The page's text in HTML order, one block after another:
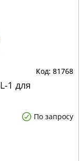
81768
1 для
По запросу